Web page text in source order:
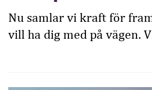
Nu samlar vi kraft för
vill ha dig med på vägen.